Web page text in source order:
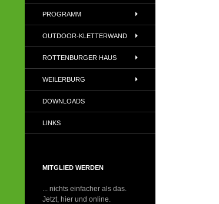
PROGRAMM
OUTDOOR-KLETTERWAND
ROTTENBURGER HAUS
WEILERBURG
DOWNLOADS
LINKS
MITGLIED WERDEN
... nichts einfacher als das.
Jetzt, hier und online.